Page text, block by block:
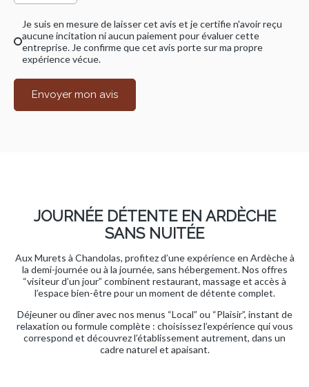
Je suis en mesure de laisser cet avis et je certifie n'avoir reçu
aucune incitation ni aucun paiement pour évaluer cette
entreprise. Je confirme que cet avis porte sur ma propre
expérience vécue.
Envoyer mon avis
JOURNÉE DÉTENTE EN ARDÈCHE
SANS NUITÉE
Aux Murets à Chandolas, profitez d’une expérience en Ardèche à
la demi-journée ou à la journée, sans hébergement. Nos offres
“visiteur d’un jour” combinent restaurant, massage et accès à
l’espace bien-être pour un moment de détente complet.
Déjeuner ou dîner avec nos menus “Local” ou “Plaisir”, instant de
relaxation ou formule complète : choisissez l’expérience qui vous
correspond et découvrez l’établissement autrement, dans un
cadre naturel et apaisant.